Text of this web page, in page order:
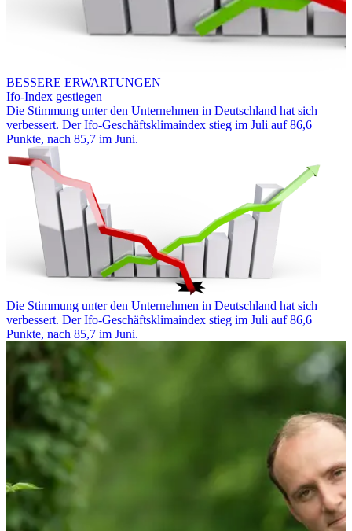
BESSERE ERWARTUNGEN
Ifo-Index gestiegen
Die Stimmung unter den Unternehmen in Deutschland hat sich
verbessert. Der Ifo-Geschäftsklimaindex stieg im Juli auf 86,6
Punkte, nach 85,7 im Juni.
Die Stimmung unter den Unternehmen in Deutschland hat sich
verbessert. Der Ifo-Geschäftsklimaindex stieg im Juli auf 86,6
Punkte, nach 85,7 im Juni.